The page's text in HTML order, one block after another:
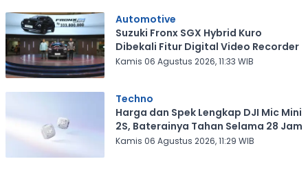
Automotive
Suzuki Fronx SGX Hybrid Kuro
Dibekali Fitur Digital Video Recorder
Kamis 06 Agustus 2026, 11:33 WIB
Techno
Harga dan Spek Lengkap DJI Mic Mini
2S, Baterainya Tahan Selama 28 Jam
Kamis 06 Agustus 2026, 11:29 WIB